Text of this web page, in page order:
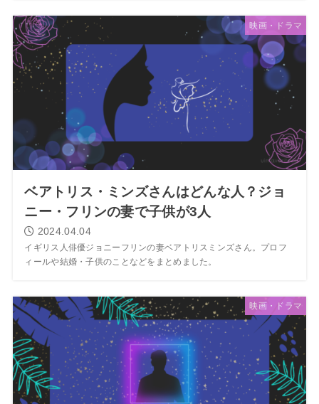
映画・ドラマ
ベアトリス・ミンズさんはどんな人？ジョ
ニー・フリンの妻で子供が3人
2024.04.04
イギリス人俳優ジョニーフリンの妻ベアトリスミンズさん。プロフ
ィールや結婚・子供のことなどをまとめました。
映画・ドラマ